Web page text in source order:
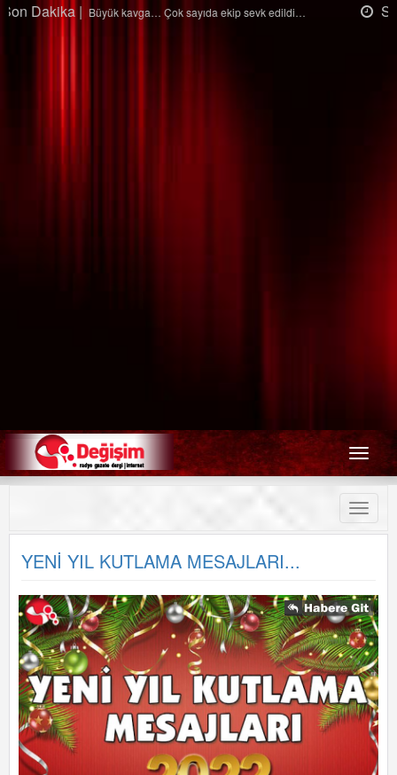
Son Dakika |Ağaçtan düştü…
Menü
Toggle
YENİ YIL KUTLAMA MESAJLARI...